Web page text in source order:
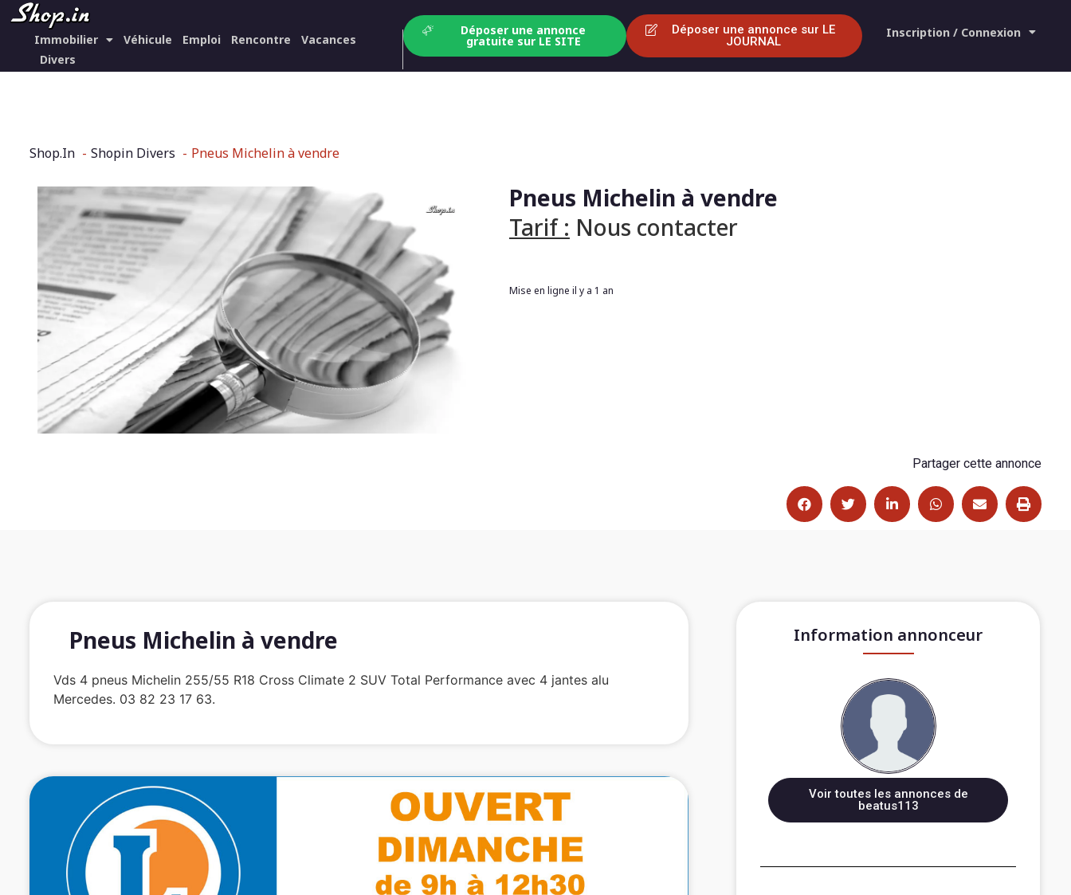
Immobilier Véhicule Emploi Rencontre
Vacances
Divers
Déposer une annonce
gratuite sur LE SITE
Déposer une annonce sur LE
JOURNAL
Inscription / Connexion
Shop.In Shopin Divers Pneus Michelin à vendre
Pneus Michelin à vendre
Tarif : Nous contacter
Mise en ligne il y a 1 an
Partager cette annonce
Pneus Michelin à vendre
Vds 4 pneus Michelin 255/55 R18 Cross Climate 2 SUV Total Performance avec 4 jantes alu
Mercedes. 03 82 23 17 63.
Information annonceur
Voir toutes les annonces de
beatus113